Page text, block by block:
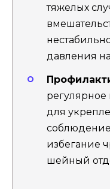
тяжелых
давления
для
избегание
шейный